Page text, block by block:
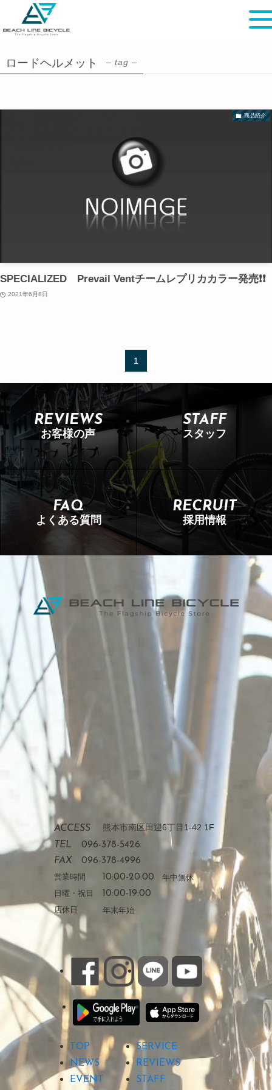
ロードヘルメット – tag –
商品紹介
SPECIALIZED Prevail Ventチームレプリカカラー発売❗❗
2021年6月8日
1
REVIEWS
お客様の声
STAFF
スタッフ
FAQ
よくある質問
RECRUIT
採用情報
ACCESS 熊本市南区田迎6丁目1-42 1F
TEL
096-378-5426
FAX
096-378-4996
営業時間 10:00-20:00 年中無休
日曜・祝日
10:00-19:00
店休日 年末年始
TOP
SERVICE
NEWS
REVIEWS
EVENT
STAFF